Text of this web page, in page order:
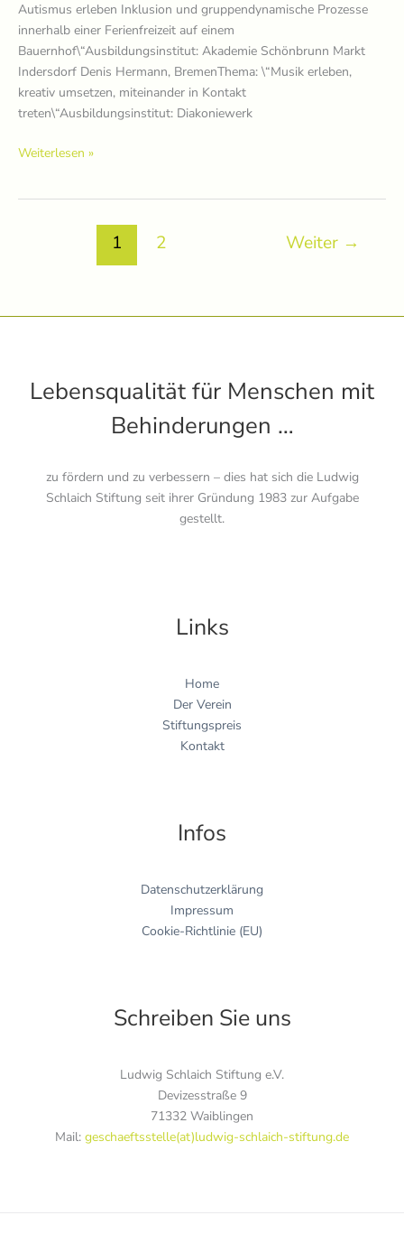
Autismus erleben Inklusion und gruppendynamische Prozesse
innerhalb einer Ferienfreizeit auf einem
Bauernhof\“Ausbildungsinstitut: Akademie Schönbrunn Markt
Indersdorf Denis Hermann, BremenThema: \“Musik erleben,
kreativ umsetzen, miteinander in Kontakt
treten\“Ausbildungsinstitut: Diakoniewerk
Preisträger*innen
Weiterlesen »
1 2 Weiter →
Lebensqualität für Menschen mit
Behinderungen …
zu fördern und zu verbessern – dies hat sich die Ludwig
Schlaich Stiftung seit ihrer Gründung 1983 zur Aufgabe
gestellt.
Links
Home
Der Verein
Stiftungspreis
Kontakt
Infos
Datenschutzerklärung
Impressum
Cookie-Richtlinie (EU)
Schreiben Sie uns
Ludwig Schlaich Stiftung e.V.
Devizesstraße 9
71332 Waiblingen
Mail: geschaeftsstelle(at)ludwig-schlaich-stiftung.de